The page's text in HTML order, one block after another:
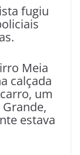
fugiu
Meia
calçada
um
estava